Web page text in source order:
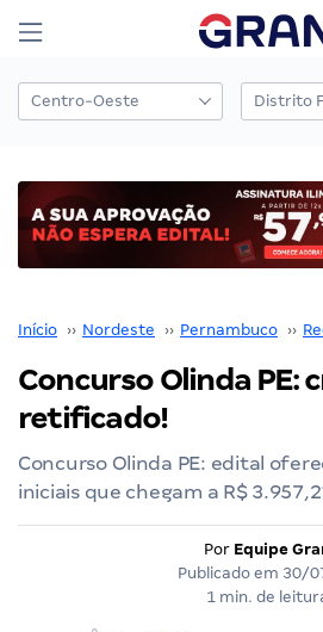
Início ›› Nordeste ›› Pernambuco ››
Concurso Olinda PE:
retificado!
Concurso Olinda PE: edital
iniciais que chegam a R$
Por Equipe
Publicado em 30/
1 min. de